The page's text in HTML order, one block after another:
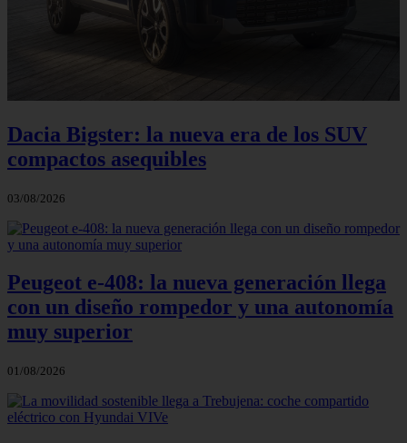
Dacia Bigster: la nueva era de los SUV
compactos asequibles
03/08/2026
Peugeot e-408: la nueva generación llega
con un diseño rompedor y una autonomía
muy superior
01/08/2026